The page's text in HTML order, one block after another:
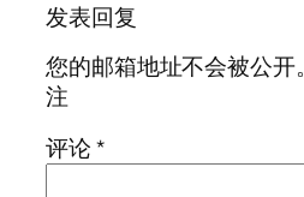
发表回复
您的邮箱地址不会被公开。
注
评论*